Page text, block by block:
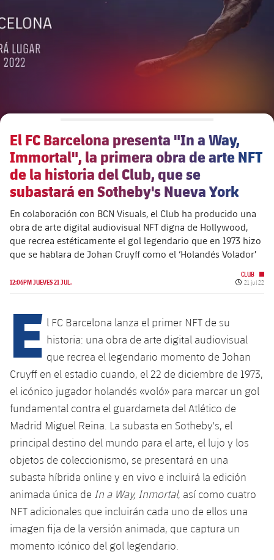
Jugadoras
Palmarés
Fotos
Jugadoras históricas
Actualidad
Clasificaciones
Jugadores
Fotos
Historia
Barça Legends
plusicon
más
Partidos
Noticias
Sobre Nosotros
Fotos
Juvenil A
Juvenil B
SUB15
SUB12
SUB11 A
SUB11 B
SUB10 A
SUB9 A
SUB9 B
SUB8 A
Fotos
Femenino B
Femenino C
Juvenil
SUB12 C
SUB11 C
Campus Verano
PLUSICON
MÁS
Primer Equipo
plusicon
más
Actualidad
Gameday Shows
Resultados
Clasificación
Jugadores
Fotos
Historia
Palmarés
Base
plusicon
más
Base
Junior
Cadete A
Cadete B
Infantil A
Infantil B
Mini
Campus Verano
PLUSICON
MÁS
Primer Equipo
Actualidad
Calendario
Entradas
Clasificaciones
Jugadores
Barça Atlètic
Actualidad
Calendario
Resultados
Jugadores
Base
Actualidad
Juvenil
Cadete A
Cadete B
PLUSICON
MÁS
Primer equipo
plusicon
más
Actualidad
Calendario
Barça Atlètic
plusicon
más
Actualidad
Base
plusicon
más
El FC Barcelona presenta "In a Way,
Immortal", la primera obra de arte NFT
de la historia del Club, que se
subastará en Sotheby's Nueva York
En colaboración con BCN Visuals, el Club ha producido una
obra de arte digital audiovisual NFT digna de Hollywood,
que recrea estéticamente el gol legendario que en 1973 hizo
que se hablara de Johan Cruyff como el ‘Holandés Volador’
12:06PM JUEVES 21 JUL.
CLUB
Fecha de
21 jul 22
E l FC Barcelona lanza el primer NFT de su
historia: una obra de arte digital audiovisual
que recrea el legendario momento de Johan
Cruyff en el estadio cuando, el 22 de diciembre de 1973,
el icónico jugador holandés «voló» para marcar un gol
fundamental contra el guardameta del Atlético de
Madrid Miguel Reina. La subasta en Sotheby's, el
principal destino del mundo para el arte, el lujo y los
objetos de coleccionismo, se presentará en una
subasta híbrida online y en vivo e incluirá la edición
animada única de In a Way, Inmortal, así como cuatro
NFT adicionales que incluirán cada uno de ellos una
imagen fija de la versión animada, que captura un
momento icónico del gol legendario.